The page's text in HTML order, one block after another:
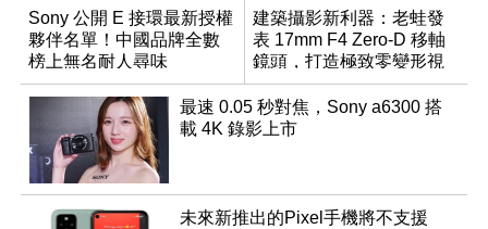
Sony 公開 E 接環最新授權
夥伴名單！中國品牌全數
榜上無名耐人尋味
建築攝影新利器：老蛙發
表 17mm F4 Zero-D 移軸
鏡頭，打造極致零變形視
野
最速 0.05 秒對焦，Sony a6300 搭
載 4K 錄影上市
未來新推出的Pixel手機將不支援